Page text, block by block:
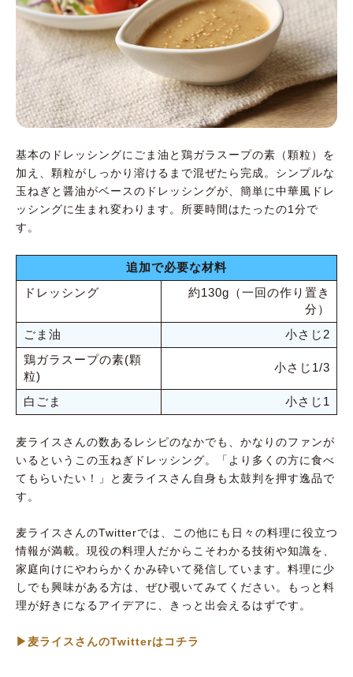
基本のドレッシングにごま油と鶏ガラスープの素（顆粒）を
加え、顆粒がしっかり溶けるまで混ぜたら完成。シンプルな
玉ねぎと醤油がベースのドレッシングが、簡単に中華風ドレ
ッシングに生まれ変わります。所要時間はたったの1分で
す。
追加で必要な材料
ドレッシング
約130g（一回の作り置き
分）
ごま油
小さじ2
鶏ガラスープの素(顆
粒)
小さじ1/3
白ごま 小さじ1
麦ライスさんの数あるレシピのなかでも、かなりのファンが
いるというこの玉ねぎドレッシング。「より多くの方に食べ
てもらいたい！」と麦ライスさん自身も太鼓判を押す逸品で
す。
麦ライスさんのTwitterでは、この他にも日々の料理に役立つ
情報が満載。現役の料理人だからこそわかる技術や知識を、
家庭向けにやわらかくかみ砕いて発信しています。料理に少
しでも興味がある方は、ぜひ覗いてみてください。もっと料
理が好きになるアイデアに、きっと出会えるはずです。
▶︎麦ライスさんのTwitterはコチラ